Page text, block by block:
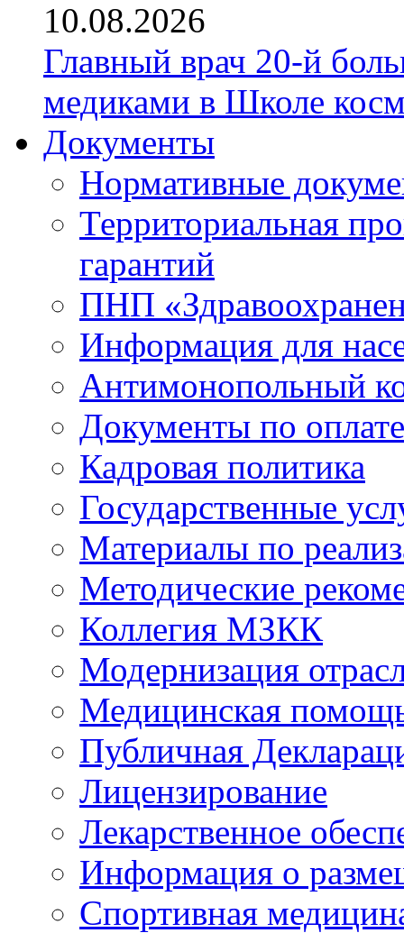
10.08.2026
Главный врач 20-й
медиками в Школе
Документы
Нормативные
Территориальная
гарантий
ПНП
Информация для
Антимонопольный
Документы по
Кадровая политика
Государственные
Материалы по
Методические
Коллегия МЗКК
Модернизация
Медицинская
Публичная
Лицензирование
Лекарственное
Информация о
Спортивная